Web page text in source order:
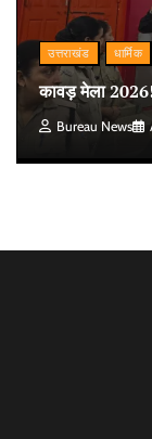
उत्तराखंड धार्मिक
कावड़ मेला
Bureau News